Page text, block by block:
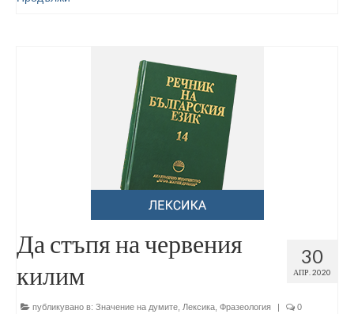
30
АПР. 2020
Да стъпя на червения
килим
публикувано в: Значение на думите Лексика Фразеология | 0